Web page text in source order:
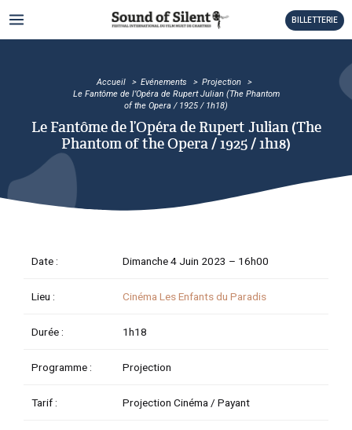
au
MAIN
MENU
BILLETTERIE
Accueil Evénements
Projection
Le Fantôme de l’Opéra de Rupert Julian (The Phantom
of the Opera / 1925 / 1h18)
Le Fantôme de l’Opéra de Rupert Julian (The
Phantom of the Opera / 1925 / 1h18)
Date : Dimanche 4 Juin 2023 – 16h00
Lieu : Cinéma Les Enfants du Paradis
Durée : 1h18
Programme : Projection
Tarif : Projection Cinéma / Payant